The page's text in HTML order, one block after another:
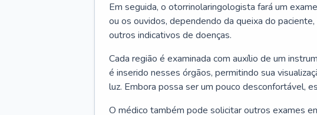
Em seguida, o otorrinolaringologista fará um
ou os ouvidos, dependendo da queixa do
outros indicativos de doenças.
Cada região é examinada com auxílio de um
é inserido nesses órgãos, permitindo sua
luz. Embora possa ser um pouco desconfortável,
O médico também pode solicitar outros exames